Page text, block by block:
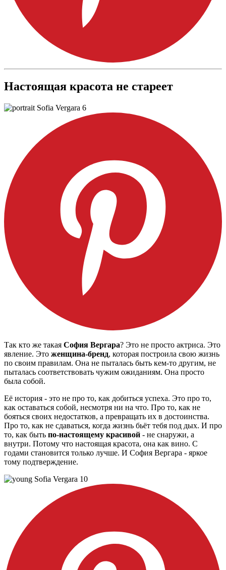
Настоящая красота не стареет
Так кто же такая София Вергара? Это не просто актриса. Это
явление. Это женщина-бренд, которая построила свою жизнь
по своим правилам. Она не пыталась быть кем-то другим, не
пыталась соответствовать чужим ожиданиям. Она просто
была собой.
Её история - это не про то, как добиться успеха. Это про то,
как оставаться собой, несмотря ни на что. Про то, как не
бояться своих недостатков, а превращать их в достоинства.
Про то, как не сдаваться, когда жизнь бьёт тебя под дых. И про
то, как быть по-настоящему красивой - не снаружи, а
внутри. Потому что настоящая красота, она как вино. С
годами становится только лучше. И София Вергара - яркое
тому подтверждение.